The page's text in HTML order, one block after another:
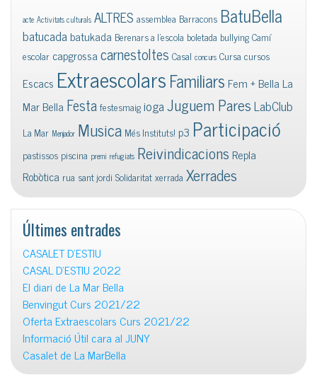
acte Activitats culturals ALTRES assemblea Barracons BatuBella
batucadabatukada Berenars a l'escola boletada bullyingCamí
escolar capgrossacarnestoltes Casal concurs Cursa cursos
Escacs ExtraescolarsFamiliars Fem + Bella La
Mar Bella FestafestesmaigiogaJuguem ParesLabClub
La Mar Menjador Musica Més Instituts! p3 Participació
pastissos piscina premi refugiats Reivindicacions Repla
Robòtica rua sant jordi Solidaritatxerrada Xerrades
Últimes entrades
CASALET D’ESTIU
CASAL D’ESTIU 2022
El diari de La Mar Bella
Benvingut Curs 2021/22
Oferta Extraescolars Curs 2021/22
Informació Útil cara al JUNY
Casalet de La MarBella